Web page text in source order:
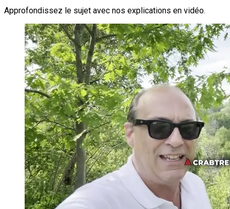
Approfondissez le sujet avec nos explications en vidéo.